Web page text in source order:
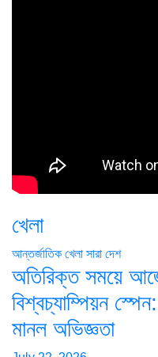
খেলা
আন্তর্জাতিক খেলা সারা দেশ
অতিরিক্ত সময়ে
বিশ্বচ্যাম্পিয়ন
মানল অভিজ্ঞতা